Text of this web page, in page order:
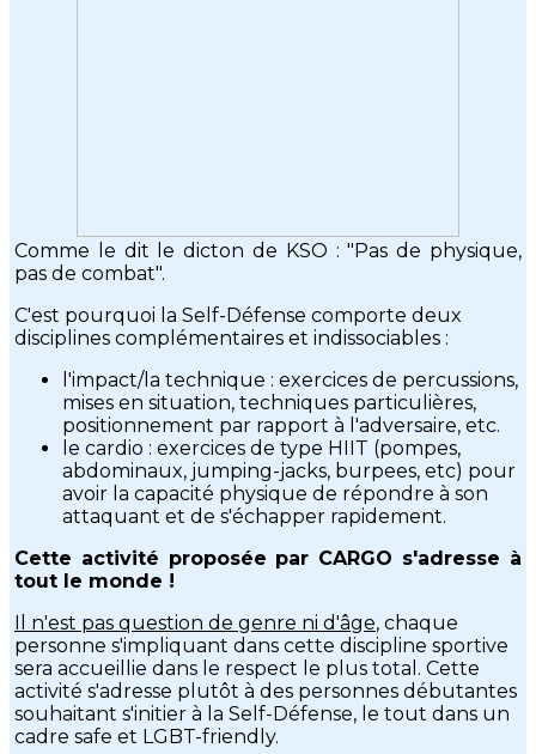
Comme le dit le dicton de KSO : "Pas de physique,
pas de combat".
C'est pourquoi la Self-Défense comporte deux
disciplines complémentaires et indissociables :
l'impact/la technique : exercices de percussions,
mises en situation, techniques particulières,
positionnement par rapport à l'adversaire, etc.
le cardio : exercices de type HIIT (pompes,
abdominaux, jumping-jacks, burpees, etc) pour
avoir la capacité physique de répondre à son
attaquant et de s'échapper rapidement.
Cette activité proposée par CARGO s'adresse à
tout le monde !
Il n'est pas question de genre ni d'âge, chaque
personne s'impliquant dans cette discipline sportive
sera accueillie dans le respect le plus total. Cette
activité s'adresse plutôt à des personnes débutantes
souhaitant s'initier à la Self-Défense, le tout dans un
cadre safe et LGBT-friendly.